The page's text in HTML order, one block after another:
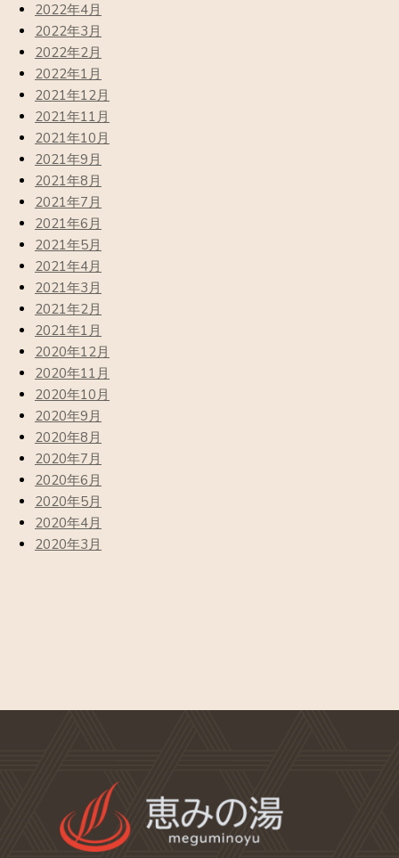
2022年4月
2022年3月
2022年2月
2022年1月
2021年12月
2021年11月
2021年10月
2021年9月
2021年8月
2021年7月
2021年6月
2021年5月
2021年4月
2021年3月
2021年2月
2021年1月
2020年12月
2020年11月
2020年10月
2020年9月
2020年8月
2020年7月
2020年6月
2020年5月
2020年4月
2020年3月